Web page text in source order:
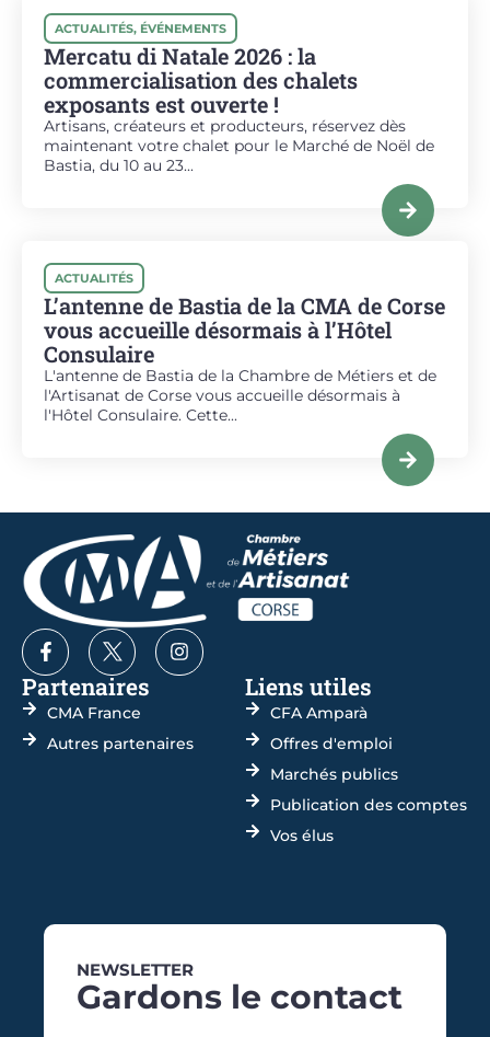
ACTUALITÉS, ÉVÉNEMENTS
Mercatu di Natale 2026 : la
commercialisation des chalets
exposants est ouverte !
Artisans, créateurs et producteurs, réservez dès
maintenant votre chalet pour le Marché de Noël de
Bastia, du 10 au 23...
ACTUALITÉS
L’antenne de Bastia de la CMA de Corse
vous accueille désormais à l’Hôtel
Consulaire
L'antenne de Bastia de la Chambre de Métiers et de
l'Artisanat de Corse vous accueille désormais à
l'Hôtel Consulaire. Cette...
Partenaires
CMA France
Autres partenaires
Liens utiles
CFA Amparà
Offres d'emploi
Marchés publics
Publication des comptes
Vos élus
NEWSLETTER
Gardons le contact